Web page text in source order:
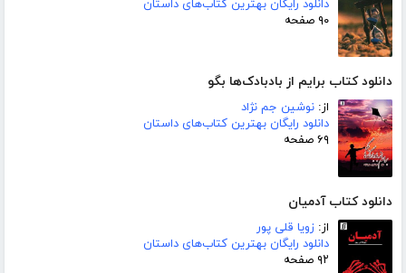
دانلود رایگان بهترین کتاب‌های داستان
۹۰ صفحه
دانلود کتاب برایم از بادبادک‌ها بگو
از: نوشین جم نژاد
دانلود رایگان بهترین کتاب‌های داستان
۶۹ صفحه
دانلود کتاب آدمیان
از: زویا قلی پور
دانلود رایگان بهترین کتاب‌های داستان
۹۲ صفحه